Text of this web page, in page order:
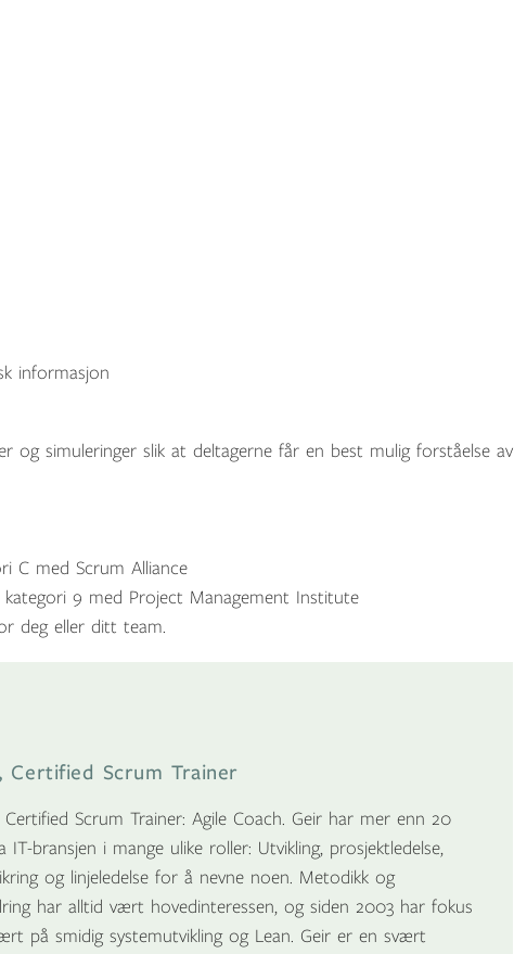
informasjon
og simuleringer slik at deltagerne får en best mulig forståelse av
C med Scrum Alliance
9 med Project Management Institute
deg eller ditt team.
Certified Scrum Trainer
Scrum Trainer: Agile Coach. Geir har mer enn 20
IT-bransjen i mange ulike roller: Utvikling, prosjektledelse,
og linjeledelse for å nevne noen. Metodikk og
har alltid vært hovedinteressen, og siden 2003 har fokus
på smidig systemutvikling og Lean. Geir er en svært